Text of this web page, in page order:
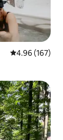
Calificación
4.96 (167)